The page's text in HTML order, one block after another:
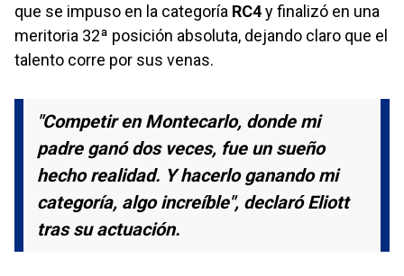
que se impuso en la categoría RC4y finalizó en una
meritoria 32ª posición absoluta, dejando claro que el
talento corre por sus venas.
"Competir en Montecarlo, donde mi
padre ganó dos veces, fue un sueño
hecho realidad. Y hacerlo ganando mi
categoría, algo increíble", declaró Eliott
tras su actuación.